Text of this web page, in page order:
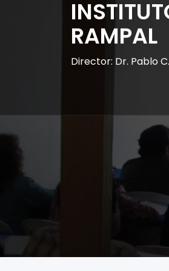
RAMPAL
Director: Dr. Pablo